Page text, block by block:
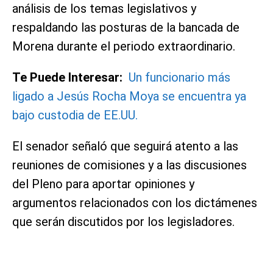
análisis de los temas legislativos y
respaldando las posturas de la bancada de
Morena durante el periodo extraordinario.
Te Puede Interesar: Un funcionario más
ligado a Jesús Rocha Moya se encuentra ya
bajo custodia de EE.UU.
El senador señaló que seguirá atento a las
reuniones de comisiones y a las discusiones
del Pleno para aportar opiniones y
argumentos relacionados con los dictámenes
que serán discutidos por los legisladores.